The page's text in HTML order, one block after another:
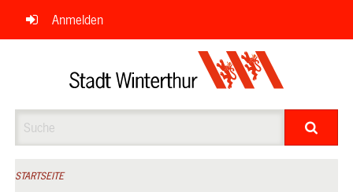
Navigation
überspringen
Anmelden
STARTSEITE